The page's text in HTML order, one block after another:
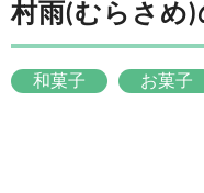
村雨(むらさめ)
和菓子 お菓子